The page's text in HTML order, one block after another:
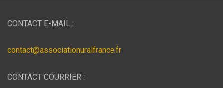
CONTACT E-MAIL :
contact@associationuralfrance.fr
CONTACT COURRIER :